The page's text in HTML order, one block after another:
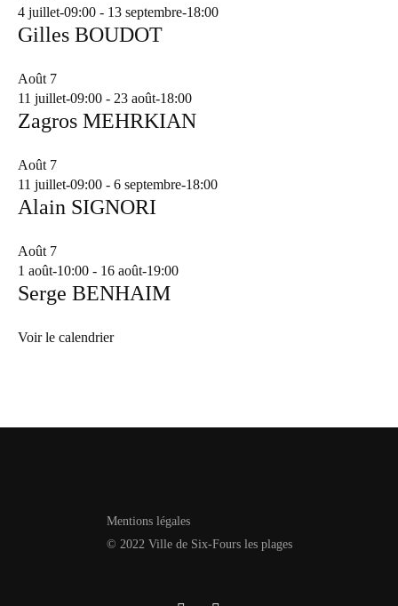
4 juillet-09:00 - 13 septembre-18:00
Gilles BOUDOT
Août 7
11 juillet-09:00 - 23 août-18:00
Zagros MEHRKIAN
Août 7
11 juillet-09:00 - 6 septembre-18:00
Alain SIGNORI
Août 7
1 août-10:00 - 16 août-19:00
Serge BENHAIM
Voir le calendrier
Mentions légales
© 2022 Ville de Six-Fours les plages